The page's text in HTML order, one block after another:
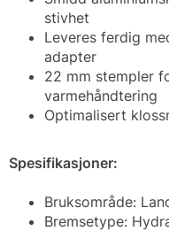
stivhet
Leveres ferdig
adapter
22 mm stempler
varmehåndtering
Optimalisert
Spesifikasjoner:
Bruksområde:
Bremsetype: